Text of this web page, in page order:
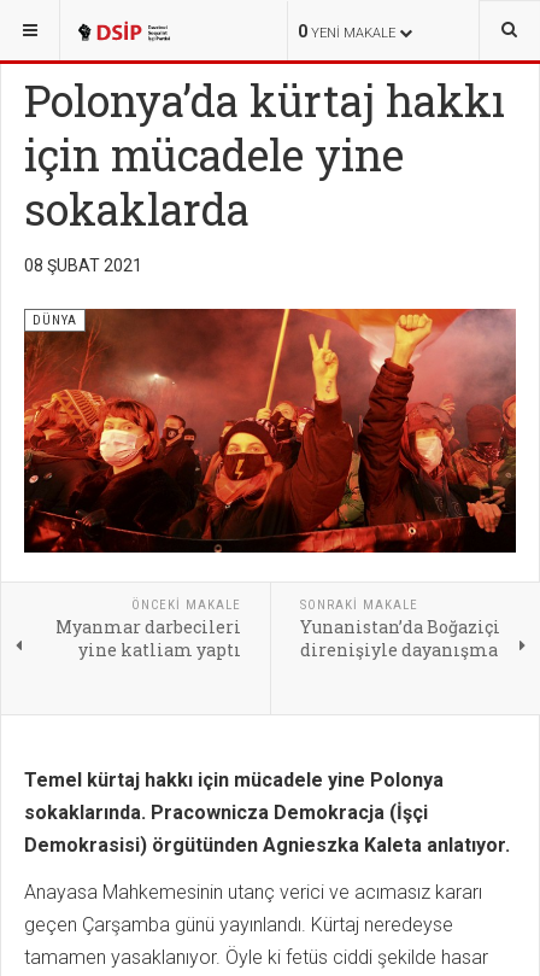
0 YENI MAKALE
BURADASINIZ: HABERLER
Polonya’da kürtaj hakkı
için mücadele yine
sokaklarda
08 ŞUBAT 2021
DÜNYA
ÖNCEKI MAKALE
Myanmar darbecileri
yine katliam yaptı
SONRAKI MAKALE
Yunanistan’da Boğaziçi
direnişiyle dayanışma
Temel kürtaj hakkı için mücadele yine Polonya
sokaklarında. Pracownicza Demokracja (İşçi
Demokrasisi) örgütünden Agnieszka Kaleta anlatıyor.
Anayasa Mahkemesinin utanç verici ve acımasız kararı
geçen Çarşamba günü yayınlandı. Kürtaj neredeyse
tamamen yasaklanıyor. Öyle ki fetüs ciddi şekilde hasar